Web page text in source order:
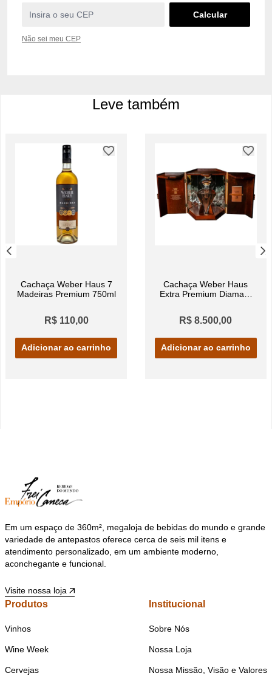
Não sei meu CEP
Leve também
Cachaça Weber Haus 7
Madeiras Premium 750ml
R$ 110,00
Adicionar ao carrinho
Cachaça Weber Haus
Extra Premium Diamant
R$ 8.500,00
Adicionar ao carrinho
Em um espaço de 360m², megaloja de bebidas do mundo e grande
variedade de antepastos oferece cerca de seis mil itens e
atendimento personalizado, em um ambiente moderno,
aconchegante e funcional.
Visite nossa loja
Produtos
Vinhos
Wine Week
Cervejas
Institucional
Sobre Nós
Nossa Loja
Nossa Missão, Visão e Valores